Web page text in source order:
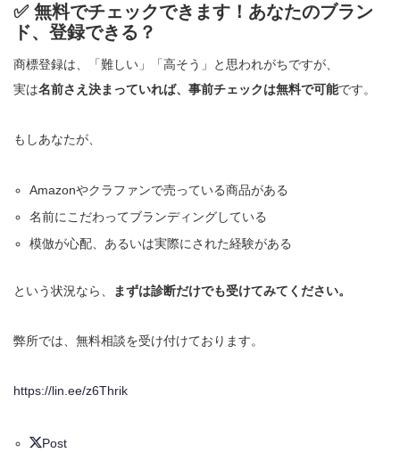
✅ 無料でチェックできます！あなたのブラン
ド、登録できる？
商標登録は、「難しい」「高そう」と思われがちですが、
実は名前さえ決まっていれば、事前チェックは無料で可能です。
もしあなたが、
Amazonやクラファンで売っている商品がある
名前にこだわってブランディングしている
模倣が心配、あるいは実際にされた経験がある
という状況なら、 まずは診断だけでも受けてみてください。
弊所では、無料相談を受け付けております。
https://lin.ee/z6Thrik
Post